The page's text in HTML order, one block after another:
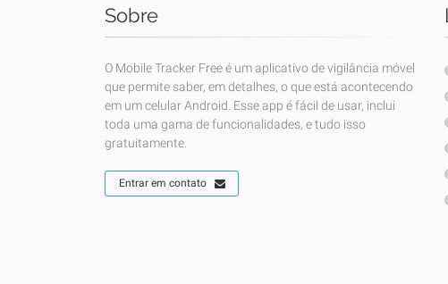
Sobre
O Mobile Tracker Free é um aplicativo de vigilância móvel
que permite saber, em detalhes, o que está acontecendo
em um celular Android. Esse app é fácil de usar, inclui
toda uma gama de funcionalidades, e tudo isso
gratuitamente.
Entrar em contato